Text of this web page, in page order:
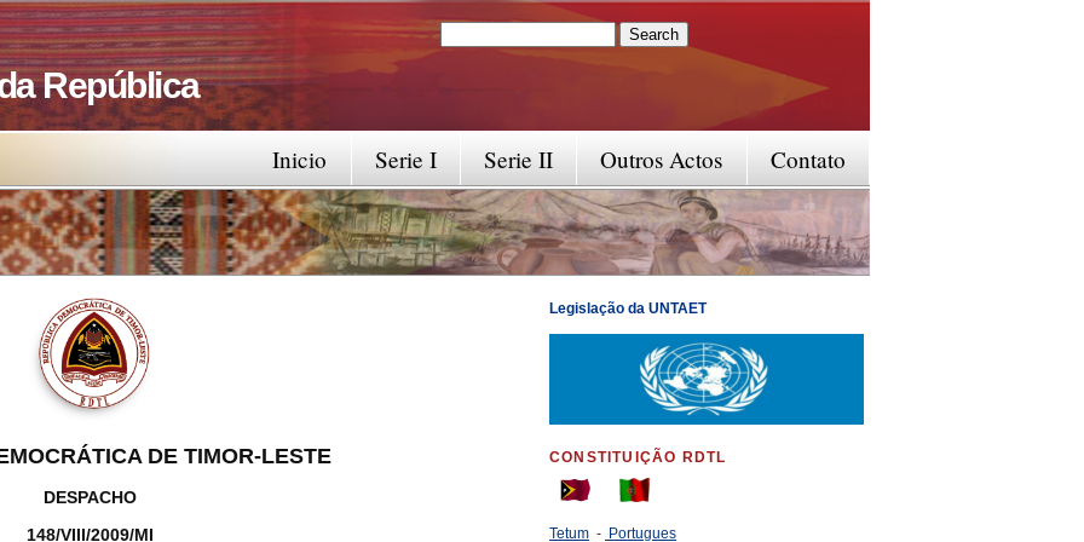
República
Search form
Contato
Outros Actos
Serie II
Serie I
Inicio
DE TIMOR-LESTE
DESPACHO
148/VIII/2009/MI
Legislação da UNTAET
CONSTITUIÇÃO RDTL
Tetum - Portugues